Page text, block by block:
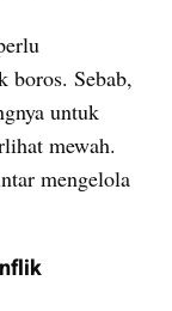
boros. Sebab,
untuk
mewah.
mengelola